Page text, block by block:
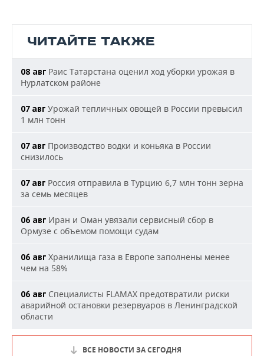
ЧИТАЙТЕ ТАКЖЕ
08 авг Раис Татарстана оценил ход уборки урожая в
Нурлатском районе
07 авг Урожай тепличных овощей в России превысил
1 млн тонн
07 авг Производство водки и коньяка в России
снизилось
07 авг Россия отправила в Турцию 6,7 млн тонн зерна
за семь месяцев
06 авг Иран и Оман увязали сервисный сбор в
Ормузе с объемом помощи судам
06 авг Хранилища газа в Европе заполнены менее
чем на 58%
06 авг Специалисты FLAMAX предотвратили риски
аварийной остановки резервуаров в Ленинградской
области
ВСЕ НОВОСТИ ЗА СЕГОДНЯ